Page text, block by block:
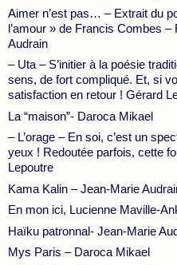
Aimer n’est pas… – Extrait du
l’amour » de Francis Combes
Audrain
– Uta – S’initier à la poésie
sens, de fort compliqué. Et, si
satisfaction en retour ! Gérard
La “maison”- Daroca Mikael
– L’orage – En soi, c’est un
yeux ! Redoutée parfois, cette
Lepoutre
Kama Kalin – Jean-Marie
En mon ici, Lucienne Maville-
Haïku patronnal- Jean-Marie
Mys Paris – Daroca Mikael